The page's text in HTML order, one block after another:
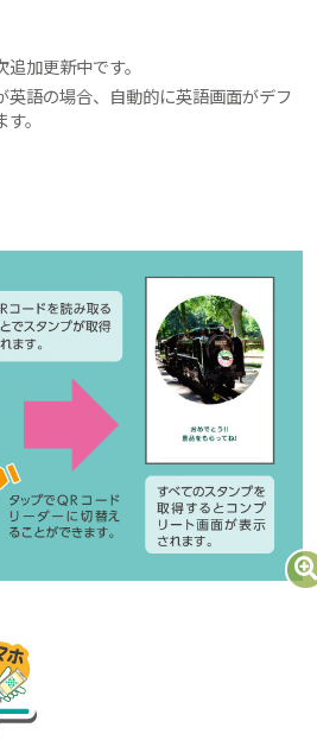
加更新中です。
英語の場合、自動的に英語画面がデフ
。